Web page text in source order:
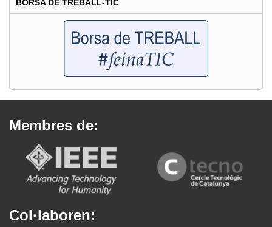
BORSA DE TREBALL-TIC
Membres de:
Col·laboren: